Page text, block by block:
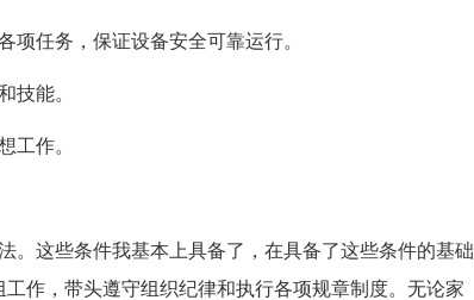
项任务，保证设备安全可靠运行。
技能。
工作。
。这些条件我基本上具备了，在具备了这些条件的基础
作，带头遵守组织纪律和执行各项规章制度。无论家